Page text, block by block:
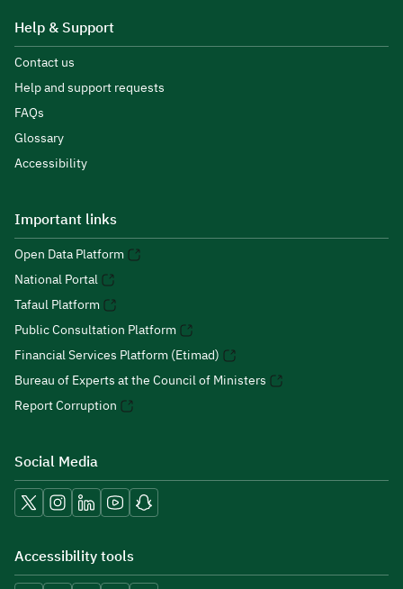
Help & Support
Contact us
Help and support requests
FAQs
Glossary
Accessibility
Important links
Open Data Platform
National Portal
Tafaul Platform
Public Consultation Platform
Financial Services Platform (Etimad)
Bureau of Experts at the Council of Ministers
Report Corruption
Social Media
Accessibility tools